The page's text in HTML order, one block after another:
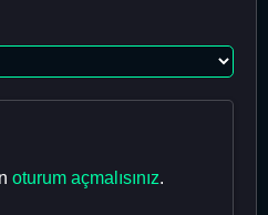
oturum açmalısınız.